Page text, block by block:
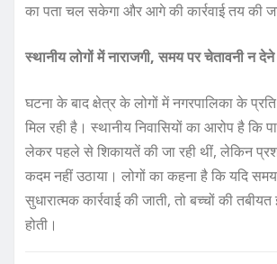
का पता चल सकेगा और आगे की कार्रवाई तय की
स्थानीय लोगों में नाराजगी, समय पर चेतावनी न
घटना के बाद क्षेत्र के लोगों में नगरपालिका के
मिल रही है। स्थानीय निवासियों का आरोप है कि
लेकर पहले से शिकायतें की जा रही थीं, लेकिन
कदम नहीं उठाया। लोगों का कहना है कि यदि
सुधारात्मक कार्रवाई की जाती, तो बच्चों की तबीयत
होती।